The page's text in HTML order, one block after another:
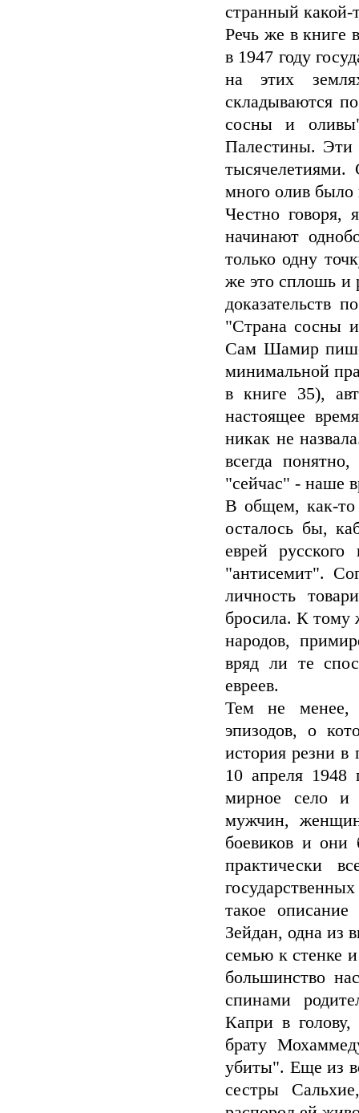
странный какой-
Речь же в книге
в 1947 году
на этих
складываются
сосны и
Палестины. Эти
много олив
Честно говоря,
начинают
только одну
же это сплошь и
доказательств
"Страна сосны
Сам Шамир
минимальной
в книге 35),
настоящее
никак не
всегда
"сейчас" - наше
В общем, как-то
осталось бы,
еврей
"антисемит".
личность
бросила. К тому
народов,
вряд ли те
евреев.
Тем не менее,
эпизодов, о
история резни в
10 апреля 1948
мирное село и
мужчин,
боевиков и
практически
такое
Зейдан, одна из
семью к стенке
большинство
спинами
Капри в
брату
убиты". Еще из
сестры